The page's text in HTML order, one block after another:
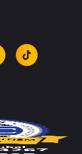
tiktok